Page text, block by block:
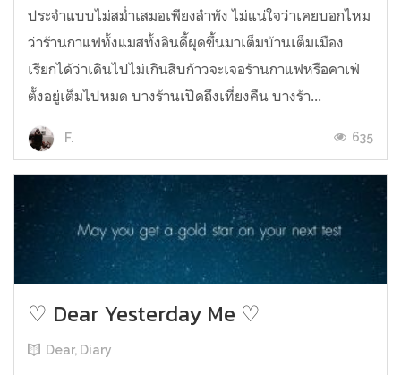
ประจำแบบไม่สม่ำเสมอเพียงลำพัง ไม่แน่ใจว่าเคยบอกไหม
ว่าร้านกาแฟทั้งแมสทั้งอินดี้ผุดขึ้นมาเต็มบ้านเต็มเมือง
เรียกได้ว่าเดินไปไม่เกินสิบก้าวจะเจอร้านกาแฟหรือคาเฟ่
ตั้งอยู่เต็มไปหมด บางร้านเปิดถึงเที่ยงคืน บางร้า...
F. 635
♡ Dear Yesterday Me ♡
Dear, Diary